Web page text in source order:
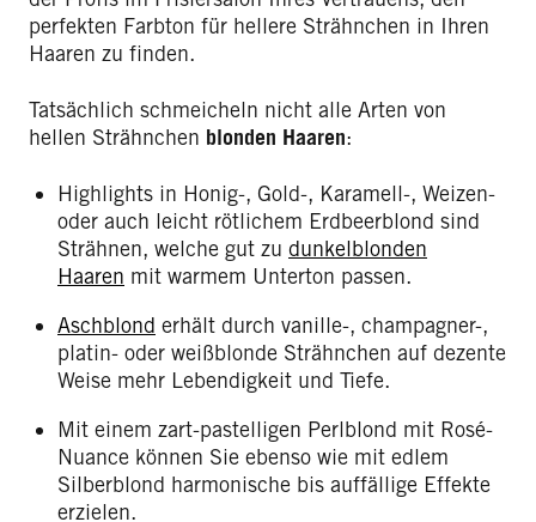
perfekten Farbton für hellere Strähnchen in Ihren
Haaren zu finden.
Tatsächlich schmeicheln nicht alle Arten von
hellen Strähnchen blonden Haaren:
Highlights in Honig-, Gold-, Karamell-, Weizen-
oder auch leicht rötlichem Erdbeerblond sind
Strähnen, welche gut zu dunkelblonden
Haaren mit warmem Unterton passen.
Aschblond erhält durch vanille-, champagner-,
platin- oder weißblonde Strähnchen auf dezente
Weise mehr Lebendigkeit und Tiefe.
Mit einem zart-pastelligen Perlblond mit Rosé-
Nuance können Sie ebenso wie mit edlem
Silberblond harmonische bis auffällige Effekte
erzielen.